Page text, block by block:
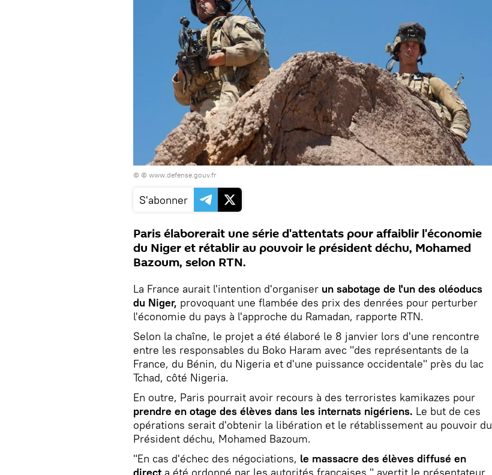
© © www.defense.gouv.fr
S'abonner
Paris élaborerait une série d'attentats pour affaiblir l'économie
du Niger et rétablir au pouvoir le président déchu, Mohamed
Bazoum, selon RTN.
La France aurait l'intention d'organiser un sabotage de l'un des oléoducs
du Niger, provoquant une flambée des prix des denrées pour perturber
l'économie du pays à l'approche du Ramadan, rapporte RTN.
Selon la chaîne, le projet a été élaboré le 8 janvier lors d'une rencontre
entre les responsables du Boko Haram avec "des représentants de la
France, du Bénin, du Nigeria et d'une puissance occidentale" près du lac
Tchad, côté Nigeria.
En outre, Paris pourrait avoir recours à des terroristes kamikazes pour
prendre en otage des élèves dans les internats nigériens. Le but de ces
opérations serait d'obtenir la libération et le rétablissement au pouvoir du
Président déchu, Mohamed Bazoum.
"En cas d'échec des négociations, le massacre des élèves diffusé en
direct a été ordonné par les autorités françaises," avertit le présentateur